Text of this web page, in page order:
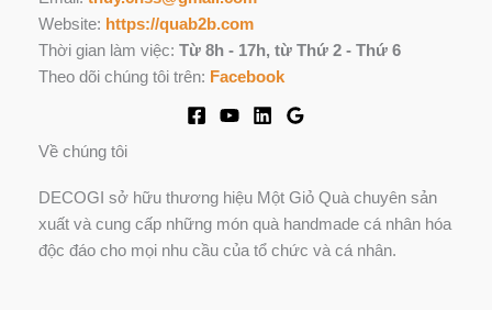
Website: https://quab2b.com
Thời gian làm việc: Từ 8h - 17h, từ Thứ 2 - Thứ 6
Theo dõi chúng tôi trên: Facebook
Về chúng tôi
DECOGI sở hữu thương hiệu Một Giỏ Quà chuyên sản
xuất và cung cấp những món quà handmade cá nhân hóa
độc đáo cho mọi nhu cầu của tổ chức và cá nhân.